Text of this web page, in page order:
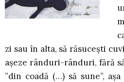
zi sau în alta, să răsucești
așeze rânduri-rânduri, fără
”din coadă (…) să sune”,